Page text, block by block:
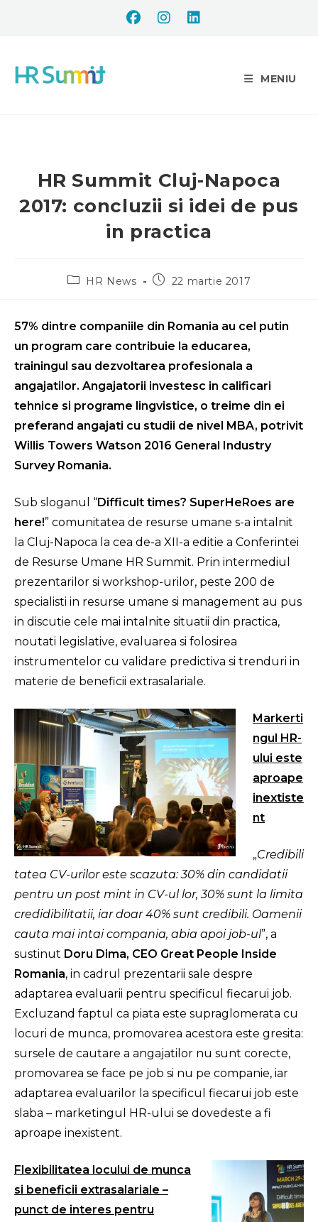
MENIU
HR Summit Cluj-Napoca
2017: concluzii si idei de pus
in practica
HR News 22 martie 2017
57% dintre companiile din Romania au cel putin
un program care contribuie la educarea,
trainingul sau dezvoltarea profesionala a
angajatilor. Angajatorii investesc in calificari
tehnice si programe lingvistice, o treime din ei
preferand angajati cu studii de nivel MBA, potrivit
Willis Towers Watson 2016 General Industry
Survey Romania.
Sub sloganul “Difficult times? SuperHeRoes are
here!” comunitatea de resurse umane s-a intalnit
la Cluj-Napoca la cea de-a XII-a editie a Conferintei
de Resurse Umane HR Summit. Prin intermediul
prezentarilor si workshop-urilor, peste 200 de
specialisti in resurse umane si management au pus
in discutie cele mai intalnite situatii din practica,
noutati legislative, evaluarea si folosirea
instrumentelor cu validare predictiva si trenduri in
materie de beneficii extrasalariale.
Markerti
ngul HR-
ului este
aproape
inextiste
nt
„Credibili
tatea CV-urilor este scazuta: 30% din candidatii
pentru un post mint in CV-ul lor, 30% sunt la limita
credidibilitatii, iar doar 40% sunt credibili. Oamenii
cauta mai intai compania, abia apoi job-ul”, a
sustinut Doru Dima, CEO Great People Inside
Romania, in cadrul prezentarii sale despre
adaptarea evaluarii pentru specificul fiecarui job.
Excluzand faptul ca piata este supraglomerata cu
locuri de munca, promovarea acestora este gresita:
sursele de cautare a angajatilor nu sunt corecte,
promovarea se face pe job si nu pe companie, iar
adaptarea evaluarilor la specificul fiecarui job este
slaba – marketingul HR-ului se dovedeste a fi
aproape inexistent.
Flexibilitatea locului de munca
si beneficii extrasalariale –
punct de interes pentru